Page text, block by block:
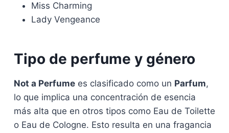
Miss Charming
Lady Vengeance
Tipo de perfume y género
Not a Perfume es clasificado como un Parfum,
lo que implica una concentración de esencia
más alta que en otros tipos como Eau de Toilette
o Eau de Cologne. Esto resulta en una fragancia